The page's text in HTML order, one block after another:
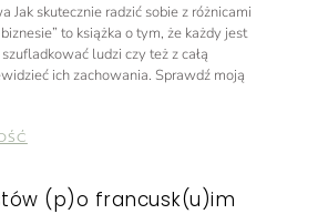
Jak skutecznie radzić sobie z różnicami
to książka o tym, że każdy jest
ludzi czy też z całą
ich zachowania. Sprawdź moją
(p)o francusk(u)im